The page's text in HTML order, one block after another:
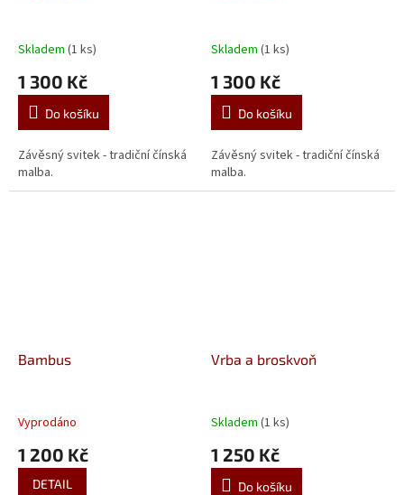
Skladem (1 ks)
1 300 Kč
Do košíku
Závěsný svitek - tradiční čínská
malba.
Skladem (1 ks)
1 300 Kč
Do košíku
Závěsný svitek - tradiční čínská
malba.
Bambus
Vyprodáno
1 200 Kč
DETAIL
Vrba a broskvoň
Skladem (1 ks)
1 250 Kč
Do košíku